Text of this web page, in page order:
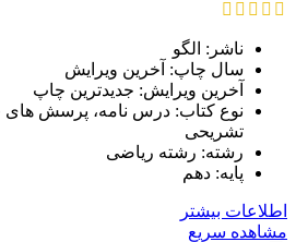
ناشر: الگو
سال چاپ: آخرین ویرایش
آخرین ویرایش: جدیدترین چاپ
نوع کتاب: درس نامه، پرسش های
تشریحی
رشته: رشته ریاضی
پایه: دهم
اطلاعات بیشتر
مشاهده سریع